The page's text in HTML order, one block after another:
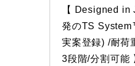
【 Designed in
発のTS
実案登録) /耐荷
3段階/分割可能